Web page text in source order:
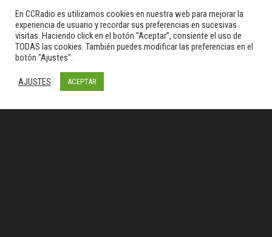
Descarga nuestra APP para Android!!!
En CCRadio.es utilizamos cookies en nuestra web para mejorar la
experiencia de usuario y recordar sus preferencias en sucesivas
visitas. Haciendo click en el botón “Aceptar”, consiente el uso de
TODAS las cookies. También puedes modificar las preferencias en el
botón "Ajustes".
AJUSTES ACEPTAR